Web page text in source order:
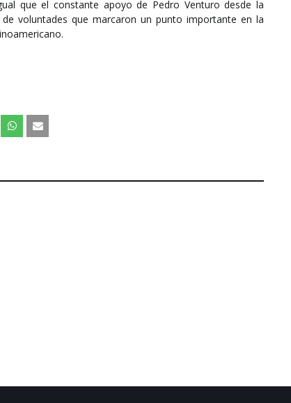
que el constante apoyo de Pedro Venturo desde la
voluntades que marcaron un punto importante en la